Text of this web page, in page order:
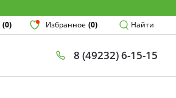
(0) Избранное (0) Найти
8 (49232) 6-15-15
Поиск